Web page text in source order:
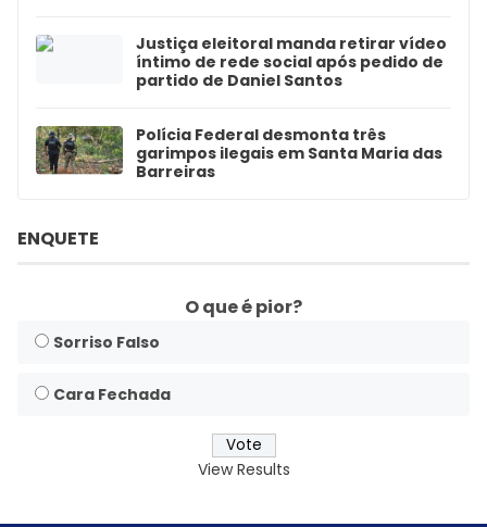
Justiça eleitoral manda retirar vídeo
íntimo de rede social após pedido de
partido de Daniel Santos
Polícia Federal desmonta três
garimpos ilegais em Santa Maria das
Barreiras
ENQUETE
O que é pior?
Sorriso Falso
Cara Fechada
View Results